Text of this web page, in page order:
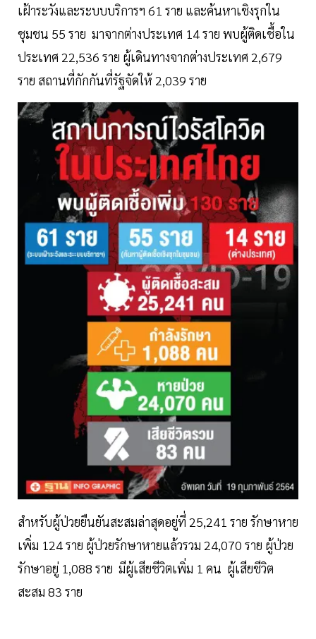
เฝ้าระวังและระบบบริการฯ 61 ราย และค้นหาเชิงรุกใน
ชุมชน 55 ราย มาจากต่างประเทศ 14 ราย พบผู้ติดเชื้อใน
ประเทศ 22,536 ราย ผู้เดินทางจากต่างประเทศ 2,679
ราย สถานที่กักกันที่รัฐจัดให้ 2,039 ราย
สำหรับผู้ป่วยยืนยันสะสมล่าสุดอยู่ที่ 25,241 ราย รักษาหาย
เพิ่ม 124 ราย ผู้ป่วยรักษาหายแล้วรวม 24,070 ราย ผู้ป่วย
รักษาอยู่ 1,088 ราย มีผู้เสียชีวิตเพิ่ม 1 คน ผู้เสียชีวิต
สะสม 83 ราย